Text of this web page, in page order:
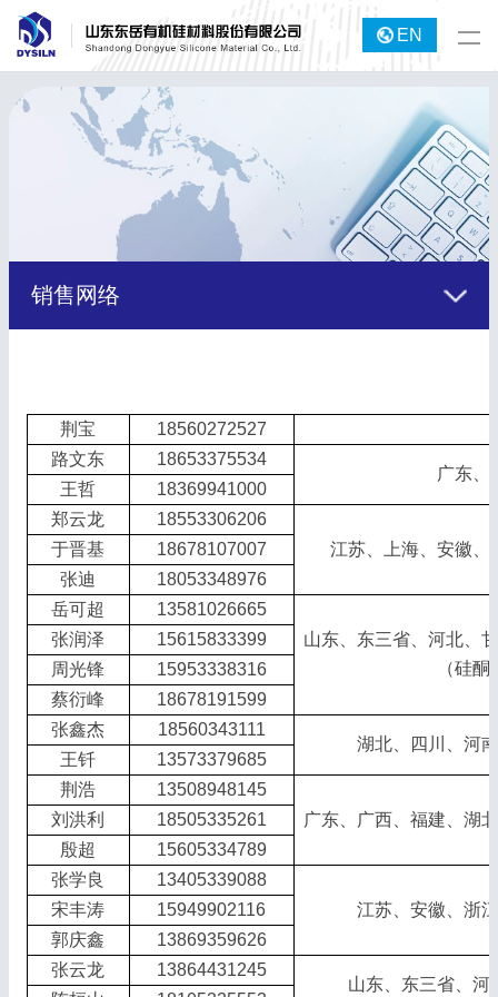
EN
销售网络
荆宝
18560272527
路文东
18653375534
广东、
王哲
18369941000
郑云龙
18553306206
江苏、上海、安徽、
于晋基
18678107007
张迪
18053348976
岳可超
13581026665
山东、东三省、河北、
（硅酮
张润泽
15615833399
周光锋
15953338316
蔡衍峰
18678191599
张鑫杰
18560343111
湖北、四川、河
王钎
13573379685
荆浩
13508948145
广东、广西、福建、湖
刘洪利
18505335261
殷超
15605334789
张学良
13405339088
江苏、安徽、浙
宋丰涛
15949902116
郭庆鑫
13869359626
张云龙
13864431245
山东、东三省、河